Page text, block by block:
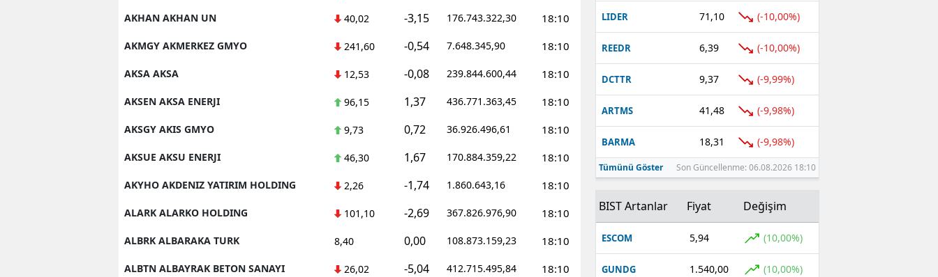
AKHAN AKHAN UN 40,02 -3,15 176.743.322,30 18:10
AKMGY AKMERKEZ GMYO 241,60 -0,54 7.648.345,90 18:10
AKSA AKSA 12,53 -0,08 239.844.600,44 18:10
AKSEN AKSA ENERJI 96,15 1,37 436.771.363,45 18:10
AKSGY AKIS GMYO 9,73 0,72 36.926.496,61 18:10
AKSUE AKSU ENERJI 46,30 1,67 170.884.359,22 18:10
AKYHO AKDENIZ YATIRIM HOLDING 2,26 -1,74 1.860.643,16 18:10
ALARK ALARKO HOLDING 101,10 -2,69 367.826.976,90 18:10
ALBRK ALBARAKA TURK 8,40 0,00 108.873.159,23 18:10
ALBTN ALBAYRAK BETON SANAYI 26,02 -5,04 412.715.495,84 18:10
LIDER 71,10 (-10,00%)
REEDR 6,39 (-10,00%)
DCTTR 9,37 (-9,99%)
ARTMS 41,48 (-9,98%)
BARMA 18,31 (-9,98%)
Tümünü Göster Son Güncellenme: 06.08.2026 18:10
BIST Artanlar Fiyat Değişim
ESCOM 5,94 (10,00%)
GUNDG 1.540,00 (10,00%)